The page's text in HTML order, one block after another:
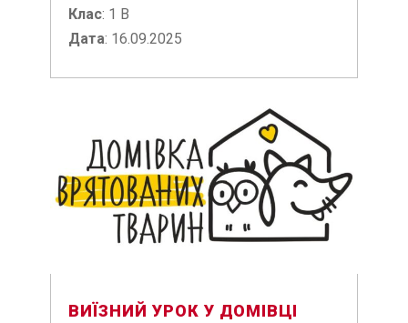
Клас: 1 В
Дата: 16.09.2025
ВИЇЗНИЙ УРОК У ДОМІВЦІ